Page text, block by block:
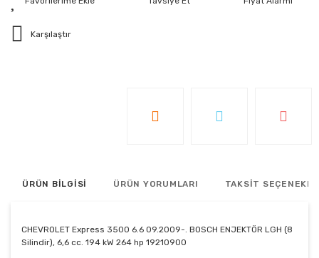
Karşılaştır
ÜRÜN BİLGİSİ ÜRÜN YORUMLARI TAKSİT
CHEVROLET Express 3500 6.6 09.2009-. BOSCH ENJEKTÖR LGH (8
Silindir), 6,6 cc. 194 kW 264 hp 19210900